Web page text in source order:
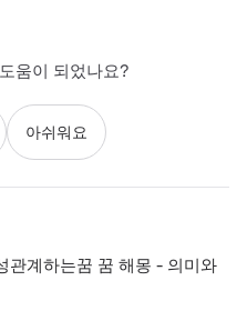
움이 되었나요?
아쉬워요
관계하는꿈 꿈 해몽 - 의미와